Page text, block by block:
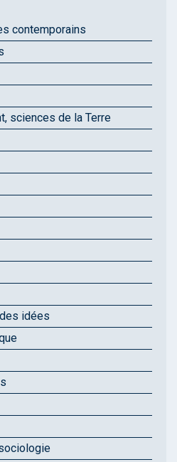
contemporains
sciences de la Terre
idées